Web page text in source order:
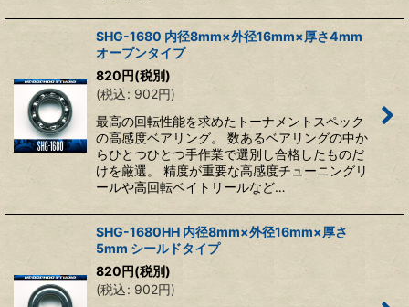
SHG-1680 内径8mm×外径16mm×厚さ4mm
オープンタイプ
820円(税別)
(税込: 902円)
最高の回転性能を求めたトーナメントスペック
の高感度ベアリング。 数あるベアリングの中か
らひとつひとつ手作業で選別し合格したものだ
けを厳選。 精度が重要な高感度チューニングリ
ールや高回転ベイトリールなど…
SHG-1680HH 内径8mm×外径16mm×厚さ
5mm シールドタイプ
820円(税別)
(税込: 902円)